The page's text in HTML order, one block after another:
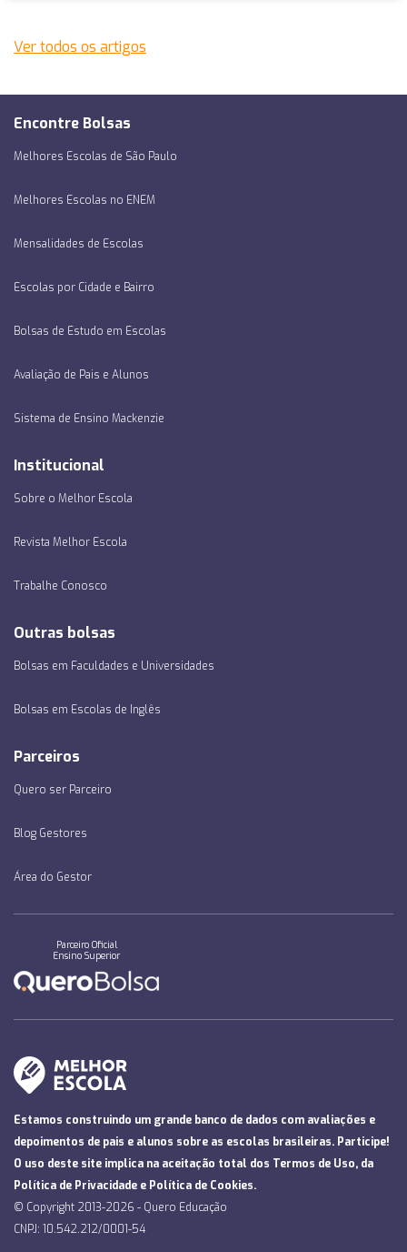
Ver todos os artigos
Encontre Bolsas
Melhores Escolas de São Paulo
Melhores Escolas no ENEM
Mensalidades de Escolas
Escolas por Cidade e Bairro
Bolsas de Estudo em Escolas
Avaliação de Pais e Alunos
Sistema de Ensino Mackenzie
Institucional
Sobre o Melhor Escola
Revista Melhor Escola
Trabalhe Conosco
Outras bolsas
Bolsas em Faculdades e Universidades
Bolsas em Escolas de Inglês
Parceiros
Quero ser Parceiro
Blog Gestores
Área do Gestor
Parceiro Oficial
Ensino Superior
Estamos construindo um grande banco de dados com avaliações e
depoimentos de pais e alunos sobre as escolas brasileiras. Participe!
O uso deste site implica na aceitação total dos Termos de Uso, da
Política de Privacidade e Política de Cookies.
© Copyright 2013-2026 - Quero Educação
CNPJ: 10.542.212/0001-54